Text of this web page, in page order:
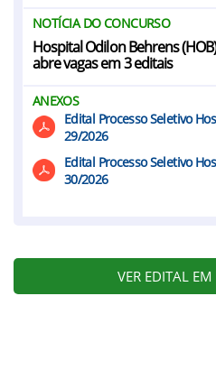
NOTÍCIA DO CONCURSO
Hospital Odilon Behrens
abre vagas em 3 editais
ANEXOS
Edital Processo Seletivo
29/2026
Edital Processo Seletivo
30/2026
VER EDITAL